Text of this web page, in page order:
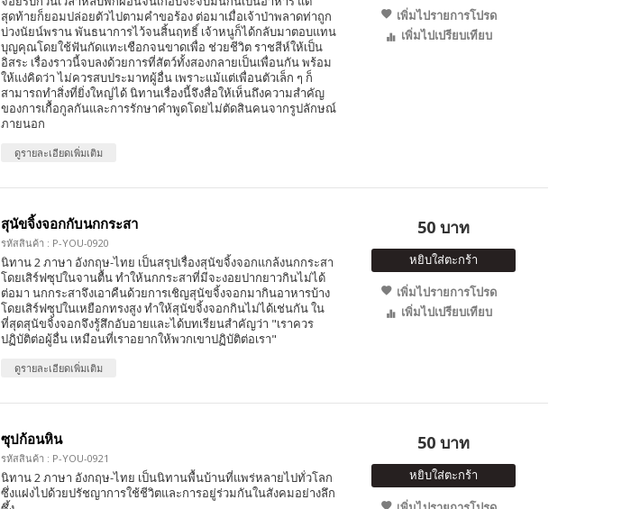
สุดท้ายก็ยอมปล่อยตัวไปตามคำขอร้อง ต่อมาเมื่อเจ้าป่าพลาดท่าถูก
บ่วงนัยน์พราน พันธนาการไว้จนสิ้นฤทธิ์ เจ้าหนูก็ได้กลับมาตอบแทน
บุญคุณโดยใช้ฟันกัดแทะเชือกจนขาดเพื่อ ช่วยชีวิต ราชสีห์ให้เป็น
อิสระ เรื่องราวนี้จบลงด้วยการที่สัตว์ทั้งสองกลายเป็นเพื่อนกัน พร้อม
ให้แง่คิดว่า ไม่ควรสบประมาทผู้อื่น เพราะแม้แต่เพื่อนตัวเล็ก ๆ ก็
สามารถทำสิ่งที่ยิ่งใหญ่ได้ นิทานเรื่องนี้จึงสื่อให้เห็นถึงความสำคัญ
ของการเกื้อกูลกันและการรักษาคำพูดโดยไม่ตัดสินคนจากรูปลักษณ์
ภายนอก
ดูรายละเอียดเพิ่มเติม
เพิ่มไปรายการโปรด
เพิ่มไปเปรียบเทียบ
สุนัขจิ้งจอกกับนกกระสา
รหัสสินค้า : P-YOU-0920
นิทาน 2 ภาษา อังกฤษ-ไทย เป็นสรุปเรื่องสุนัขจิ้งจอกแกล้งนกกระสา
โดยเสิร์ฟซุปในจานตื้น ทำให้นกกระสาที่มีจะงอยปากยาวกินไม่ได้
ต่อมา นกกระสาจึงเอาคืนด้วยการเชิญสุนัขจิ้งจอกมากินอาหารบ้าง
โดยเสิร์ฟซุปในเหยือกทรงสูง ทำให้สุนัขจิ้งจอกกินไม่ได้เช่นกัน ใน
ที่สุดสุนัขจิ้งจอกจึงรู้สึกอับอายและได้บทเรียนสำคัญว่า "เราควร
ปฏิบัติต่อผู้อื่น เหมือนที่เราอยากให้พวกเขาปฏิบัติต่อเรา"
ดูรายละเอียดเพิ่มเติม
50 บาท
หยิบใส่ตะกร้า
เพิ่มไปรายการโปรด
เพิ่มไปเปรียบเทียบ
ซุปก้อนหิน
รหัสสินค้า : P-YOU-0921
นิทาน 2 ภาษา อังกฤษ-ไทย เป็นนิทานพื้นบ้านที่แพร่หลายไปทั่วโลก
ซึ่งแฝงไปด้วยปรัชญาการใช้ชีวิตและการอยู่ร่วมกันในสังคมอย่างลึก
50 บาท
หยิบใส่ตะกร้า